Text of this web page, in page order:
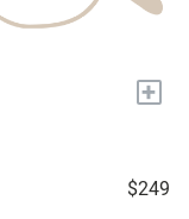
+
$249